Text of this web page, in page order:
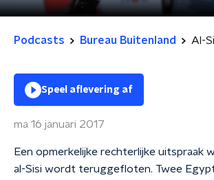
Podcasts Bureau Buitenland
Speel aflevering af
ma 16 januari 2017
Een opmerkelijke rechterlijke uitspraak
al-Sisi wordt teruggefloten. Twee